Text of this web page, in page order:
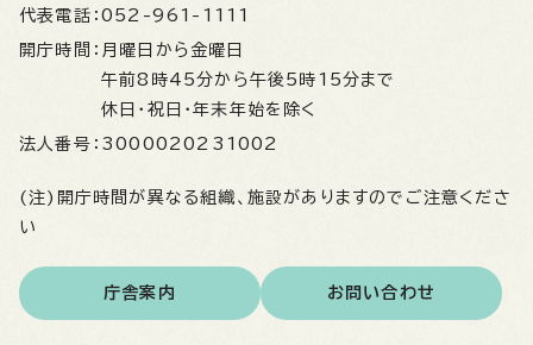
代表電話： 052-961-1111
開庁時間： 月曜日から金曜日
午前8時45分から午後5時15分まで
休日・祝日・年末年始を除く
法人番号： 3000020231002
(注)開庁時間が異なる組織、施設がありますのでご注意くださ
い
庁舎案内 お問い合わせ